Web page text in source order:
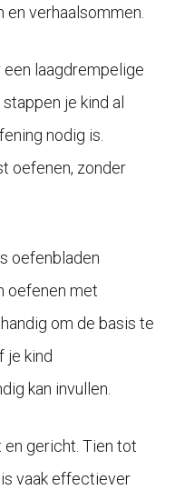
verhaalsommen.
laagdrempelige
je kind al
nodig is.
oefenen, zonder
oefenbladen
oefenen met
om de basis te
je kind
kan invullen.
en gericht. Tien tot
vaak effectiever